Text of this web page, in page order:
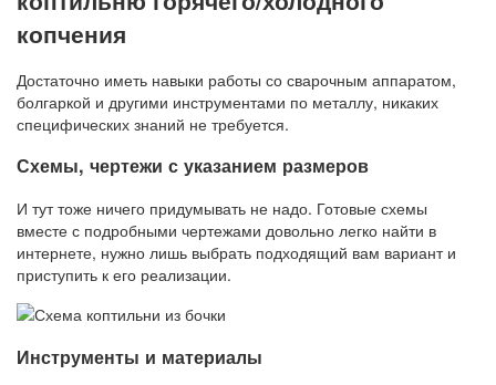
копчения
Достаточно иметь навыки работы со сварочным аппаратом,
болгаркой и другими инструментами по металлу, никаких
специфических знаний не требуется.
Схемы, чертежи с указанием размеров
И тут тоже ничего придумывать не надо. Готовые схемы
вместе с подробными чертежами довольно легко найти в
интернете, нужно лишь выбрать подходящий вам вариант и
приступить к его реализации.
Инструменты и материалы